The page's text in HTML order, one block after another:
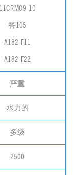
11CRMO9-10
答105
A182-F11
A182-F22
严重
水力的
多级
2500